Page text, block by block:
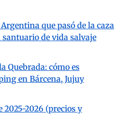
que pasó de la caza
de vida salvaje
Quebrada: cómo es
en Bárcena, Jujuy
2025-2026 (precios y